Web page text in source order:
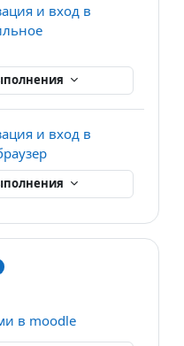
и вход в
и вход в
Страница
в moodleСтраница